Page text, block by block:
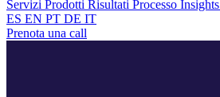
Servizi Prodotti Risultati Processo Insights
ES EN PT DE IT
Prenota una call